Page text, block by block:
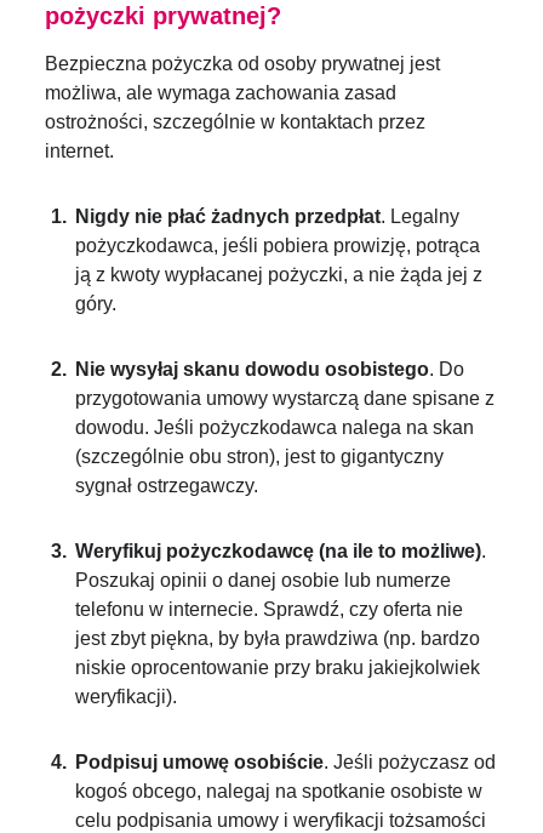
pożyczki prywatnej?
Bezpieczna pożyczka od osoby prywatnej jest
możliwa, ale wymaga zachowania zasad
ostrożności, szczególnie w kontaktach przez
internet.
Nigdy nie płać żadnych przedpłat. Legalny
pożyczkodawca, jeśli pobiera prowizję, potrąca
ją z kwoty wypłacanej pożyczki, a nie żąda jej z
góry.
Nie wysyłaj skanu dowodu osobistego. Do
przygotowania umowy wystarczą dane spisane z
dowodu. Jeśli pożyczkodawca nalega na skan
(szczególnie obu stron), jest to gigantyczny
sygnał ostrzegawczy.
Weryfikuj pożyczkodawcę (na ile to możliwe).
Poszukaj opinii o danej osobie lub numerze
telefonu w internecie. Sprawdź, czy oferta nie
jest zbyt piękna, by była prawdziwa (np. bardzo
niskie oprocentowanie przy braku jakiejkolwiek
weryfikacji).
Podpisuj umowę osobiście. Jeśli pożyczasz od
kogoś obcego, nalegaj na spotkanie osobiste w
celu podpisania umowy i weryfikacji tożsamości